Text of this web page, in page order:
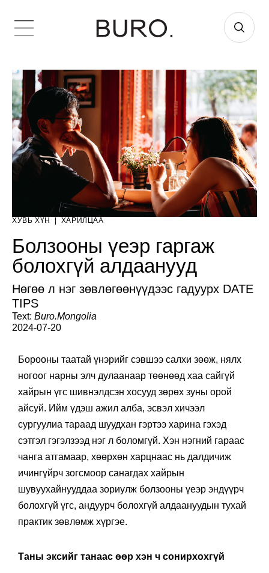
ХУВЬ ХҮН ХАРИЛЦАА
Болзооны үеэр гаргаж
болохгүй алдаанууд
Нөгөө л нэг зөвлөгөөнүүдээс гадуурх DATE
TIPS
Text: Buro.Mongolia
2024-07-20
Борооны таатай үнэрийг сэвшээ салхи зөөж, нялх
ногоог нарны элч дулаанаар төөнөөд хаа сайгүй
хайрын үгс шивнэлдсэн хосууд зөрөх зуны орой
айсуй. Ийм үдэш ажил алба, эсвэл хичээл
сургуулиа тараад шуудхан гэртээ харина гэхэд
сэтгэл гэгэлзээд нэг л боломгүй. Хэн нэгний гараас
чанга атгамаар, хөөрхөн харцнаас нь далдичиж
ичингүйрч зогсмоор санагдах хайрын
шувуухайнууддаа зориулж болзооны үеэр эндүүрч
болохгүй үгс, андуурч болохгүй алдаануудын тухай
практик зөвлөмж хүргэе.
Таны эксийг танаас өөр хэн ч сонирхохгүй